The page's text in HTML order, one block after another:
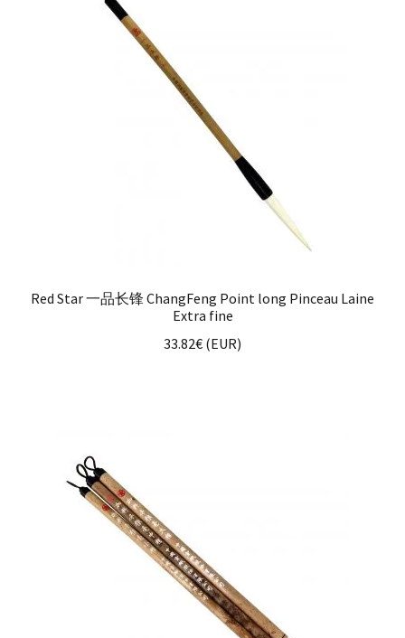
Red Star 一品长锋 ChangFeng Point long Pinceau Laine
Extra fine
33.82€ (EUR)